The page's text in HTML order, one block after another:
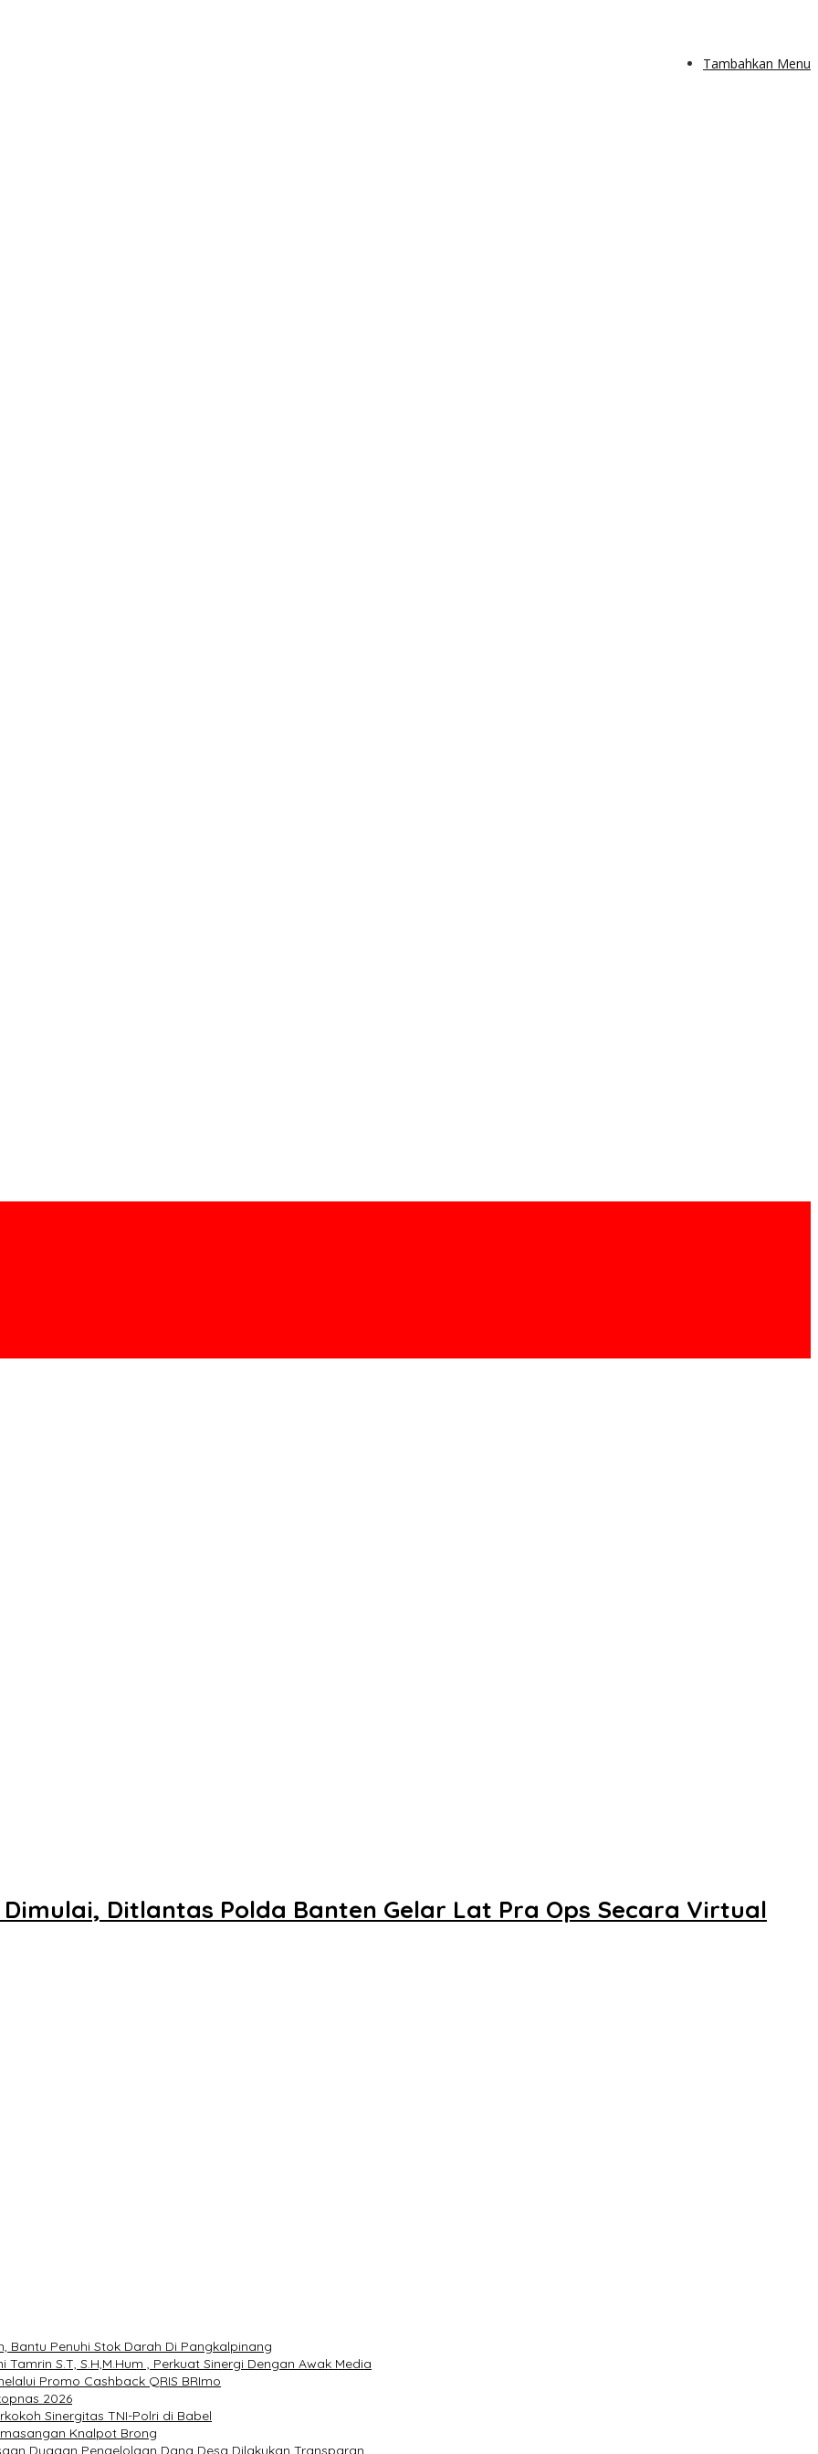
Tambahkan Menu
Ditlantas Polda Banten Gelar Lat Pra Ops Secara Virtual
Bantu Penuhi Stok Darah Di Pangkalpinang
S.T, S.H,M.Hum , Perkuat Sinergi Dengan Awak Media
Promo Cashback QRIS BRImo
2026
Sinergitas TNI-Polri di Babel
Knalpot Brong
Dugaan Pengelolaan Dana Desa Dilakukan Transparan